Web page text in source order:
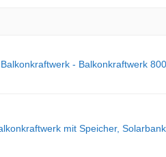
- Balkonkraftwerk
mit Speicher,